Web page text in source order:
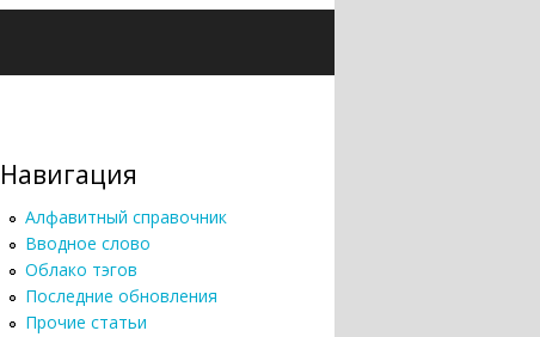
Навигация
Алфавитный справочник
Вводное слово
Облако тэгов
Последние обновления
Прочие статьи